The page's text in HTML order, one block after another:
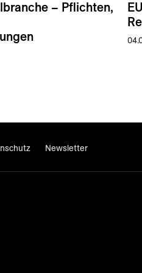
– Pflichten,
Newsletter